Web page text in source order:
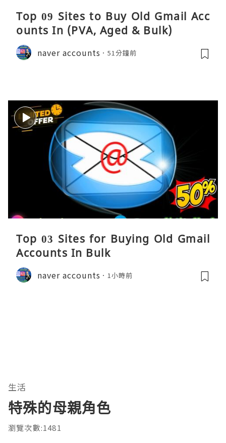
Top 09 Sites to Buy Old Gmail Acc
ounts In (PVA, Aged & Bulk)
naver accounts 51分鐘前
Top 03 Sites for Buying Old Gmail
Accounts In Bulk
naver accounts 1小時前
生活
特殊的母親角色
瀏覽次數:1481